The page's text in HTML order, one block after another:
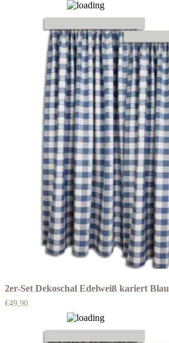
2er-Set Dekoschal Edelweiß kariert Blau
€49,90